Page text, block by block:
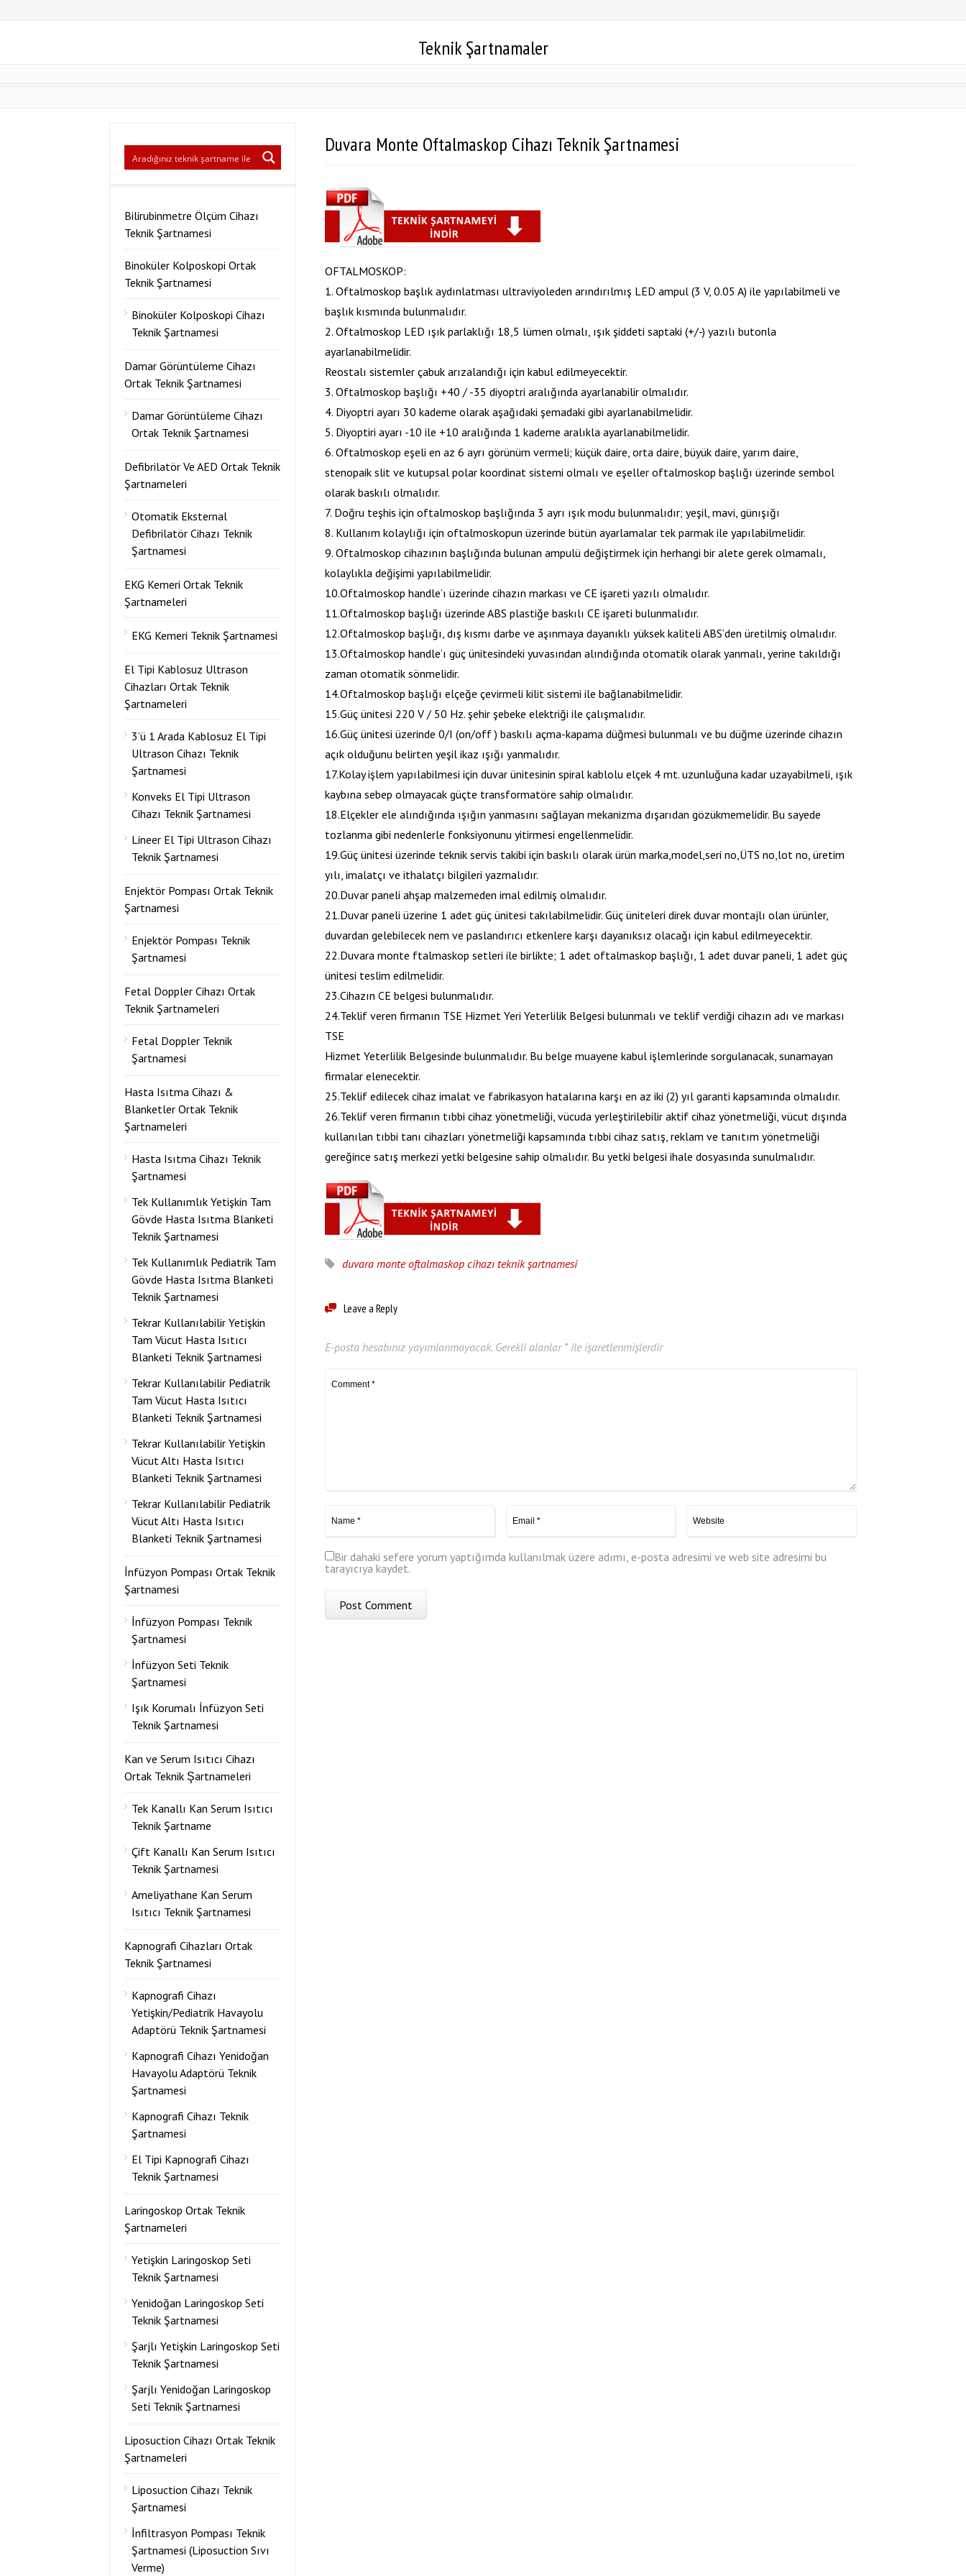
Teknik Şartnamaler
Duvara Monte Oftalmaskop Cihazı Teknik Şartnamesi
OFTALMOSKOP:
1. Oftalmoskop başlık aydınlatması ultraviyoleden arındırılmış LED ampul (3 V, 0.05 A) ile yapılabilmeli ve
başlık kısmında bulunmalıdır.
2. Oftalmoskop LED ışık parlaklığı 18,5 lümen olmalı, ışık şiddeti saptaki (+/-) yazılı butonla
ayarlanabilmelidir.
Reostalı sistemler çabuk arızalandığı için kabul edilmeyecektir.
3. Oftalmoskop başlığı +40 / -35 diyoptri aralığında ayarlanabilir olmalıdır.
4. Diyoptri ayarı 30 kademe olarak aşağıdaki şemadaki gibi ayarlanabilmelidir.
5. Diyoptiri ayarı -10 ile +10 aralığında 1 kademe aralıkla ayarlanabilmelidir.
6. Oftalmoskop eşeli en az 6 ayrı görünüm vermeli; küçük daire, orta daire, büyük daire, yarım daire,
stenopaik slit ve kutupsal polar koordinat sistemi olmalı ve eşeller oftalmoskop başlığı üzerinde sembol
olarak baskılı olmalıdır.
7. Doğru teşhis için oftalmoskop başlığında 3 ayrı ışık modu bulunmalıdır; yeşil, mavi, günışığı
8. Kullanım kolaylığı için oftalmoskopun üzerinde bütün ayarlamalar tek parmak ile yapılabilmelidir.
9. Oftalmoskop cihazının başlığında bulunan ampulü değiştirmek için herhangi bir alete gerek olmamalı,
kolaylıkla değişimi yapılabilmelidir.
10.Oftalmoskop handle’ı üzerinde cihazın markası ve CE işareti yazılı olmalıdır.
11.Oftalmoskop başlığı üzerinde ABS plastiğe baskılı CE işareti bulunmalıdır.
12.Oftalmoskop başlığı, dış kısmı darbe ve aşınmaya dayanıklı yüksek kaliteli ABS’den üretilmiş olmalıdır.
13.Oftalmoskop handle’ı güç ünitesindeki yuvasından alındığında otomatik olarak yanmalı, yerine takıldığı
zaman otomatik sönmelidir.
14.Oftalmoskop başlığı elçeğe çevirmeli kilit sistemi ile bağlanabilmelidir.
15.Güç ünitesi 220 V / 50 Hz. şehir şebeke elektriği ile çalışmalıdır.
16.Güç ünitesi üzerinde 0/I (on/off ) baskılı açma-kapama düğmesi bulunmalı ve bu düğme üzerinde cihazın
açık olduğunu belirten yeşil ikaz ışığı yanmalıdır.
17.Kolay işlem yapılabilmesi için duvar ünitesinin spiral kablolu elçek 4 mt. uzunluğuna kadar uzayabilmeli, ışık
kaybına sebep olmayacak güçte transformatöre sahip olmalıdır.
18.Elçekler ele alındığında ışığın yanmasını sağlayan mekanizma dışarıdan gözükmemelidir. Bu sayede
tozlanma gibi nedenlerle fonksiyonunu yitirmesi engellenmelidir.
19.Güç ünitesi üzerinde teknik servis takibi için baskılı olarak ürün marka,model,seri no,ÜTS no,lot no, üretim
yılı, imalatçı ve ithalatçı bilgileri yazmalıdır.
20.Duvar paneli ahşap malzemeden imal edilmiş olmalıdır.
21.Duvar paneli üzerine 1 adet güç ünitesi takılabilmelidir. Güç üniteleri direk duvar montajlı olan ürünler,
duvardan gelebilecek nem ve paslandırıcı etkenlere karşı dayanıksız olacağı için kabul edilmeyecektir.
22.Duvara monte ftalmaskop setleri ile birlikte; 1 adet oftalmaskop başlığı, 1 adet duvar paneli, 1 adet güç
ünitesi teslim edilmelidir.
23.Cihazın CE belgesi bulunmalıdır.
24.Teklif veren firmanın TSE Hizmet Yeri Yeterlilik Belgesi bulunmalı ve teklif verdiği cihazın adı ve markası
TSE
Hizmet Yeterlilik Belgesinde bulunmalıdır. Bu belge muayene kabul işlemlerinde sorgulanacak, sunamayan
firmalar elenecektir.
25.Teklif edilecek cihaz imalat ve fabrikasyon hatalarına karşı en az iki (2) yıl garanti kapsamında olmalıdır.
26.Teklif veren firmanın tıbbi cihaz yönetmeliği, vücuda yerleştirilebilir aktif cihaz yönetmeliği, vücut dışında
kullanılan tıbbi tanı cihazları yönetmeliği kapsamında tıbbi cihaz satış, reklam ve tanıtım yönetmeliği
gereğince satış merkezi yetki belgesine sahip olmalıdır. Bu yetki belgesi ihale dosyasında sunulmalıdır.
duvara monte oftalmaskop cihazı teknik şartnamesi
Leave a Reply
E-posta hesabınız yayımlanmayacak. Gerekli alanlar *ile işaretlenmişlerdir
Bir dahaki sefere yorum yaptığımda kullanılmak üzere adımı, e-posta adresimi ve web site adresimi bu
tarayıcıya kaydet.
Bilirubinmetre Ölçüm Cihazı
Teknik Şartnamesi
Binoküler Kolposkopi Ortak
Teknik Şartnamesi
Binoküler Kolposkopi Cihazı
Teknik Şartnamesi
Damar Görüntüleme Cihazı
Ortak Teknik Şartnamesi
Damar Görüntüleme Cihazı
Ortak Teknik Şartnamesi
Defibrilatör Ve AED Ortak Teknik
Şartnameleri
Otomatik Eksternal
Defibrilatör Cihazı Teknik
Şartnamesi
EKG Kemeri Ortak Teknik
Şartnameleri
EKG Kemeri Teknik Şartnamesi
El Tipi Kablosuz Ultrason
Cihazları Ortak Teknik
Şartnameleri
3’ü 1 Arada Kablosuz El Tipi
Ultrason Cihazı Teknik
Şartnamesi
Konveks El Tipi Ultrason
Cihazı Teknik Şartnamesi
Lineer El Tipi Ultrason Cihazı
Teknik Şartnamesi
Enjektör Pompası Ortak Teknik
Şartnamesi
Enjektör Pompası Teknik
Şartnamesi
Fetal Doppler Cihazı Ortak
Teknik Şartnameleri
Fetal Doppler Teknik
Şartnamesi
Hasta Isıtma Cihazı &
Blanketler Ortak Teknik
Şartnameleri
Hasta Isıtma Cihazı Teknik
Şartnamesi
Tek Kullanımlık Yetişkin Tam
Gövde Hasta Isıtma Blanketi
Teknik Şartnamesi
Tek Kullanımlık Pediatrik Tam
Gövde Hasta Isıtma Blanketi
Teknik Şartnamesi
Tekrar Kullanılabilir Yetişkin
Tam Vücut Hasta Isıtıcı
Blanketi Teknik Şartnamesi
Tekrar Kullanılabilir Pediatrik
Tam Vücut Hasta Isıtıcı
Blanketi Teknik Şartnamesi
Tekrar Kullanılabilir Yetişkin
Vücut Altı Hasta Isıtıcı
Blanketi Teknik Şartnamesi
Tekrar Kullanılabilir Pediatrik
Vücut Altı Hasta Isıtıcı
Blanketi Teknik Şartnamesi
İnfüzyon Pompası Ortak Teknik
Şartnamesi
İnfüzyon Pompası Teknik
Şartnamesi
İnfüzyon Seti Teknik
Şartnamesi
Işık Korumalı İnfüzyon Seti
Teknik Şartnamesi
Kan ve Serum Isıtıcı Cihazı
Ortak Teknik Şartnameleri
Tek Kanallı Kan Serum Isıtıcı
Teknik Şartname
Çift Kanallı Kan Serum Isıtıcı
Teknik Şartnamesi
Ameliyathane Kan Serum
Isıtıcı Teknik Şartnamesi
Kapnografi Cihazları Ortak
Teknik Şartnamesi
Kapnografi Cihazı
Yetişkin/Pediatrik Havayolu
Adaptörü Teknik Şartnamesi
Kapnografi Cihazı Yenidoğan
Havayolu Adaptörü Teknik
Şartnamesi
Kapnografi Cihazı Teknik
Şartnamesi
El Tipi Kapnografi Cihazı
Teknik Şartnamesi
Laringoskop Ortak Teknik
Şartnameleri
Yetişkin Laringoskop Seti
Teknik Şartnamesi
Yenidoğan Laringoskop Seti
Teknik Şartnamesi
Şarjlı Yetişkin Laringoskop Seti
Teknik Şartnamesi
Şarjlı Yenidoğan Laringoskop
Seti Teknik Şartnamesi
Liposuction Cihazı Ortak Teknik
Şartnameleri
Liposuction Cihazı Teknik
Şartnamesi
İnfiltrasyon Pompası Teknik
Şartnamesi (Liposuction Sıvı
Verme)